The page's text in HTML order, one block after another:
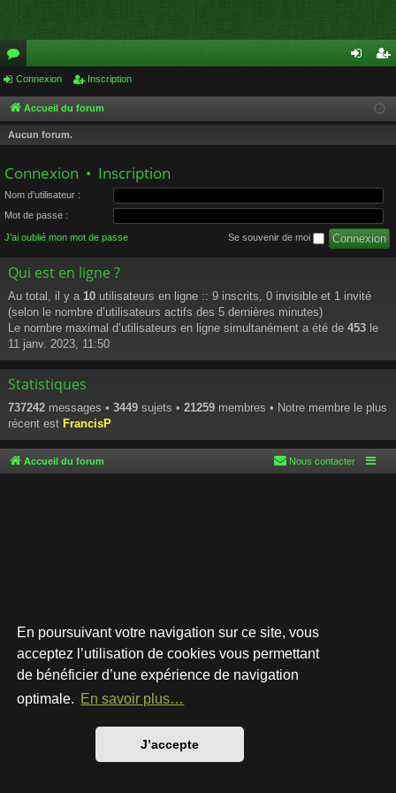
En poursuivant votre navigation sur ce site, vous
acceptez l’utilisation de cookies vous permettant
de bénéficier d’une expérience de navigation
optimale. En savoir plus…
J’accepte
or
u
m
cri
Connexion Inscription
Accueil du forum
Aucun forum.
Connexion • Inscription
Nom d’utilisateur :
Mot de passe :
J’ai oublié mon mot de passe Se souvenir de moi
Qui est en ligne ?
Au total, il y a 10 utilisateurs en ligne :: 9 inscrits, 0 invisible et 1 invité
(selon le nombre d’utilisateurs actifs des 5 dernières minutes)
Le nombre maximal d’utilisateurs en ligne simultanément a été de 453 le
11 janv. 2023, 11:50
Statistiques
737242 messages • 3449 sujets • 21259 membres • Notre membre le plus
récent est FrancisP
Accueil du forum Nous contacter
Développé parphpBB® Forum Software © phpBB Limited
Style par
Traduction française officielle